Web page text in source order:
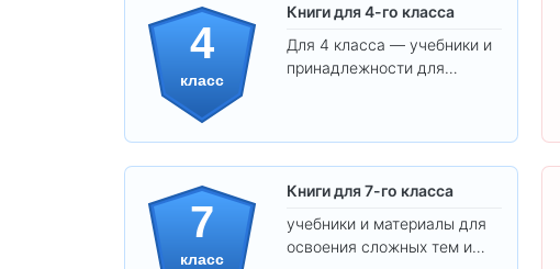
4
класс
Книги для 4-го класса
Для 4 класса — учебники и
принадлежности для
7
класс
Книги для 7-го класса
учебники и материалы для
освоения сложных тем и